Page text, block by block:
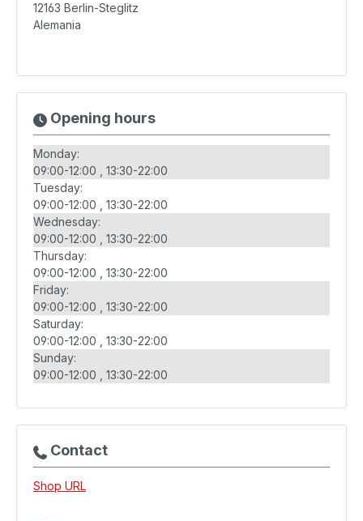
12163 Berlin-Steglitz
Alemania
Opening hours
Monday:
09:00-12:00
13:30-22:00
Tuesday:
09:00-12:00
13:30-22:00
Wednesday:
09:00-12:00
13:30-22:00
Thursday:
09:00-12:00
13:30-22:00
Friday:
09:00-12:00
13:30-22:00
Saturday:
09:00-12:00
13:30-22:00
Sunday:
09:00-12:00
13:30-22:00
Contact
Shop URL